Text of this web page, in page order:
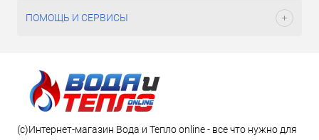
ПОМОЩЬ И СЕРВИСЫ
(c)Интернет-магазин Вода и Тепло online - все что нужно для